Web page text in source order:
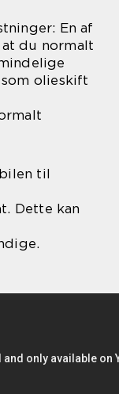
En af
du normalt
olieskift
til
Dette kan